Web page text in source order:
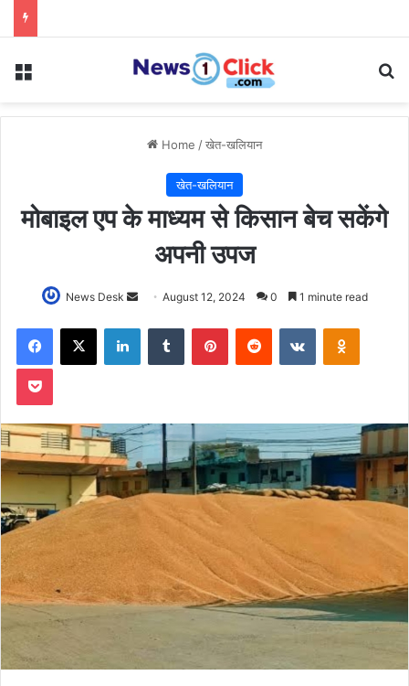
Menu
Home /खेत-खलियान
खेत-खलियान
मोबाइल एप के माध्यम से किसान बेच सकेंगे
अपनी उपज
News Desk
Send
email
August 12, 2024 0 1 minute read
Facebook
X LinkedInTumblr PinterestReddit VKontakte
Pocket